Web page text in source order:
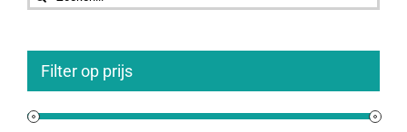
naar:
Filter op prijs